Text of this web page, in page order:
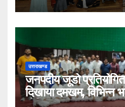
उत्तराखण्ड
जनपदीय जूडो
दिखाया दमखम, विभिन्न